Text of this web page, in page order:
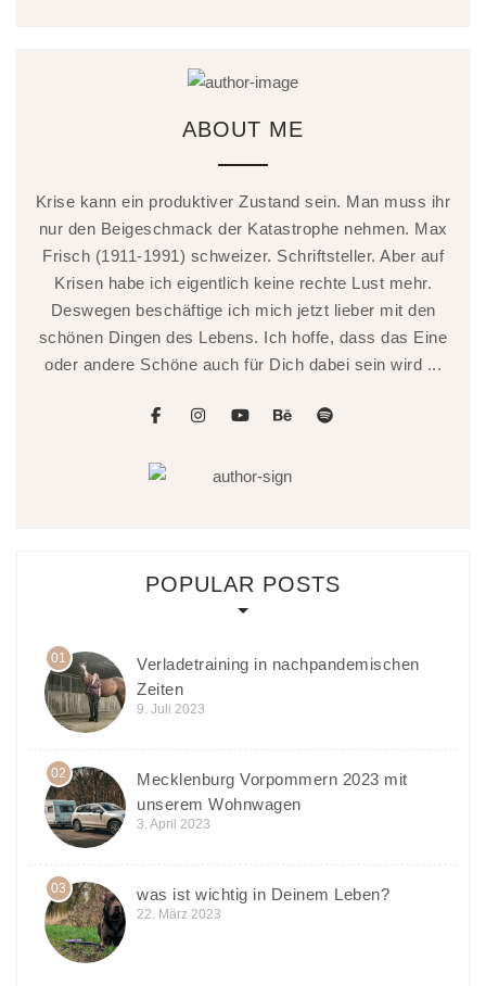
ABOUT ME
Krise kann ein produktiver Zustand sein. Man muss ihr
nur den Beigeschmack der Katastrophe nehmen. Max
Frisch (1911-1991) schweizer. Schriftsteller. Aber auf
Krisen habe ich eigentlich keine rechte Lust mehr.
Deswegen beschäftige ich mich jetzt lieber mit den
schönen Dingen des Lebens. Ich hoffe, dass das Eine
oder andere Schöne auch für Dich dabei sein wird ...
POPULAR POSTS
01
Verladetraining in nachpandemischen
Zeiten
9. Juli 2023
02
Mecklenburg Vorpommern 2023 mit
unserem Wohnwagen
3. April 2023
03 was ist wichtig in Deinem Leben?
22. März 2023